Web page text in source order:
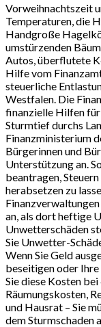
Vorweihnachtszeit
Temperaturen, die
Handgroße
umstürzenden
Autos, überflutete
Hilfe vom
steuerliche
Westfalen. Die
finanzielle Hilfen für
Sturmtief durchs
Finanzministerium
Bürgerinnen und
Unterstützung an.
beantragen,
herabsetzen zu
an, als dort heftige
Unwetterschäden
Sie Unwetter-
Wenn Sie Geld
beseitigen oder
Sie diese Kosten
Räumungskosten,
und Hausrat – Sie
dem Sturmschaden